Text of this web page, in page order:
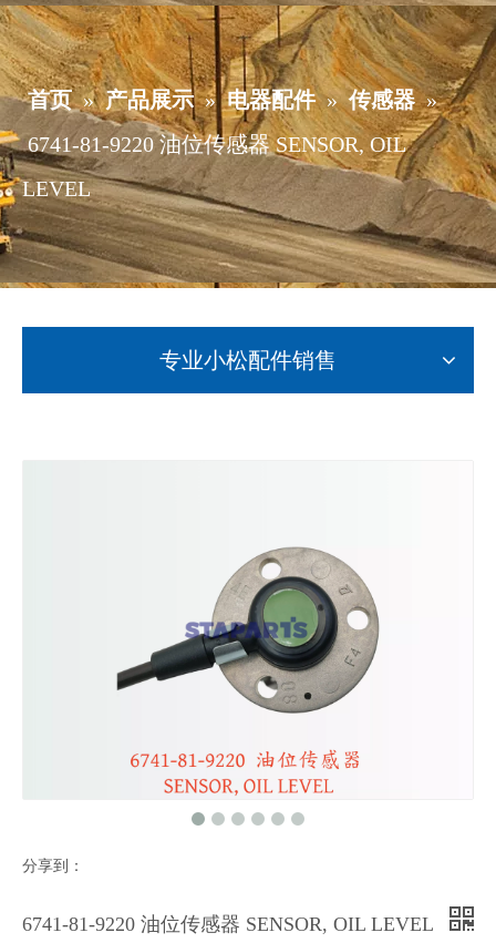
首页 » 产品展示 » 电器配件 » 传感器 »
6741-81-9220 油位传感器 SENSOR, OIL
LEVEL
专业小松配件销售
分享到：
6741-81-9220 油位传感器 SENSOR, OIL LEVEL